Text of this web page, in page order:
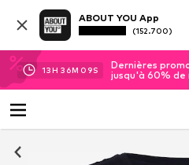
ABOUT YOU App
(152.700)
13H 36M 09S
Dernières
jusqu'à 60% de